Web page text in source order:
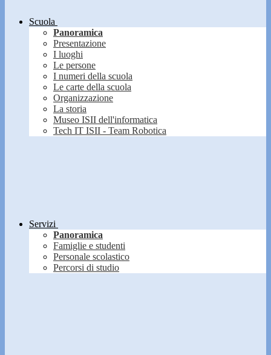
Scuola
Panoramica
Presentazione
I luoghi
Le persone
I numeri della scuola
Le carte della scuola
Organizzazione
La storia
Museo ISII dell'informatica
Tech IT ISII - Team Robotica
Servizi
Panoramica
Famiglie e studenti
Personale scolastico
Percorsi di studio